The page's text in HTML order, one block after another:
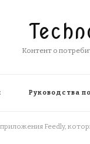
Контент о
Руководства
Feedly,